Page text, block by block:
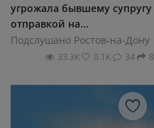
угрожала бывшему супругу
отправкой на...
Подслушано Ростов-на-Дону
33.3К 0.1К 34 8